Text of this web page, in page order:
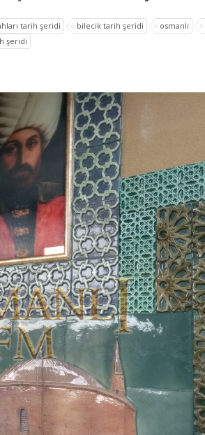
tarih şeridi bilecik tarih şeridi osmanlı
şeridi